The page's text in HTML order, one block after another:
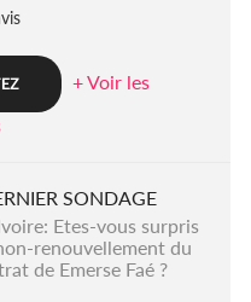
+ Voir les
SONDAGE
Etes-vous surpris
renouvellement du
de Emerse Faé ?